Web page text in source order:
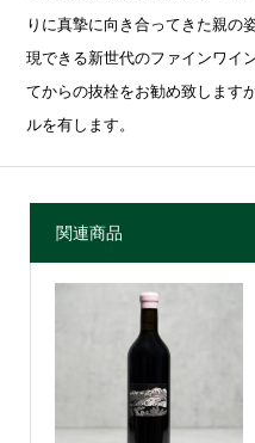
りに真摯に向き合ってきた親の
現できる新世代のファインワイ
てからの抜栓をお勧め致します
ルを有します。
関連商品